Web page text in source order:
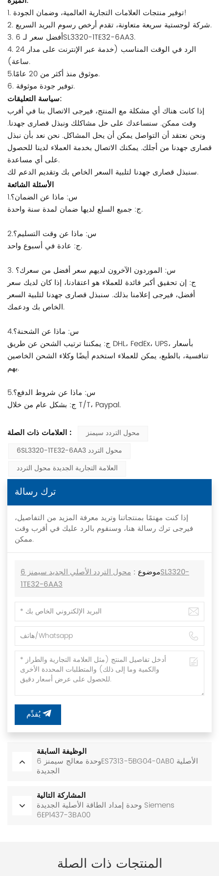
1. توفير منتجات العلامات التجارية العالمية، وضمان الجودة!
2. شركة لوجستية سريعة متعاونة، تقدم أرخص رسوم البريد السريع.
3. أفضل سعر لـ 6SL3320-1TE32-6AA3.
4. الرد في الوقت المناسب (خدمة عبر الإنترنت على مدار 24
ساعة).
5.موثوق منذ أكثر من 20 عامًا.
6. توفير جودة موثوقة.
سياسة التعليقات:
إذا كانت هناك أي مشكلة مع المنتج، فيرجى الاتصال بنا في أقرب
وقت ممكن. سنساعدك على حل مشاكلك ونبذل قصارى جهدنا.
ونحن نعتقد أن التواصل يمكن أن يحل المشاكل. نحن نعد بأن نبذل
قصارى جهدنا من أجلك. يمكنك الاتصال بخدمة العملاء لدينا للحصول
على أي مساعدة.
سنبذل قصارى جهدنا لتلبية السعر الخاص بك وتقديم الدعم لك.
الأسئلة الشائعة
1.س: ماذا عن الضمان؟
ج: جميع السلع لديها ضمان لمدة سنة واحدة.
2.س: ماذا عن وقت التسليم؟
ج: عادة في أسبوع واحد.
3. س: الموردون الآخرون لديهم سعر أفضل من سعرك؟
ج: إن تحقيق أكبر فائدة للعملاء هو اعتقادنا، إذا كان لديك سعر
أفضل، فيرجى إعلامنا بذلك. سنبذل قصارى جهدنا لتلبية السعر
الخاص بك ودعمك.
4.س: ماذا عن الشحنة؟
ج: يمكننا ترتيب الشحن عن طريق DHL، FedEx، UPS، بأسعار
تنافسية، بالطبع، يمكن للعملاء استخدم أيضًا وكلاء الشحن الخاصين
بهم.
5.س: ماذا عن شروط الدفع؟
ج: بشكل عام من خلال T/T، Paypal.
العلامات ذات الصلة :
محول التردد سيمنز
6SL3320-1TE32-6AA3 محول التردد
العلامة التجارية الجديدة محول التردد
ترك رسالة
إذا كنت مهتمًا بمنتجاتنا وتريد معرفة المزيد من التفاصيل،
فيرجى ترك رسالة هنا، وسنقوم بالرد عليك في أقرب وقت
ممكن.
موضوع :
محول التردد الأصلي الجديد سيمنز 6SL3320-
1TE32-6AA3
يُقدِّم
الوظيفة السابقة
وحدة معالج سيمنز 6ES7313-5BG04-0AB0 الأصلية
الجديدة
المشاركة التالية
وحدة إمداد الطاقة الأصلية الجديدة Siemens
6EP1437-3BA00
المنتجات ذات الصلة